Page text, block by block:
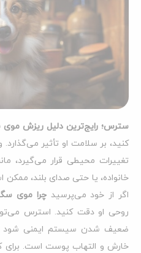
سترس؛ رایج‌ترین دلیل ریزش
کنید، بر سلامت او تأثیر
تغییرات محیطی قرار می‌گیرد،
خانواده، یا حتی صدای بلند،
اگر از خود می‌پرسیدچرا موی
روحی او دقت کنید. استرس
ضعیف شدن سیستم ایمنی شود
خارش و التهاب پوست است.